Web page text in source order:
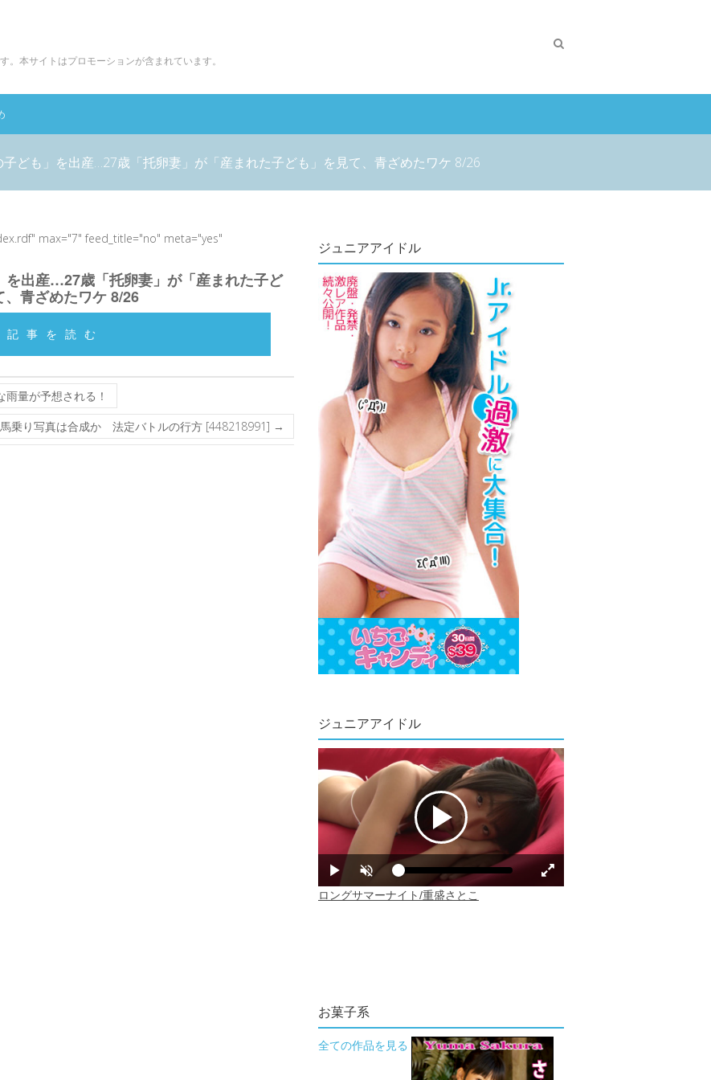
本サイトはプロモーションが含まれています。
ども」を出産…27歳「托卵妻」が「産まれた子ども」を見て、青ざめたワケ 8/26
max="7" feed_title="no" meta="yes"
を出産…27歳「托卵妻」が「産まれた子ど
、青ざめたワケ 8/26
記事を読む
量が予想される！
乗り写真は合成か 法定バトルの行方 [448218991] →
ジュニアアイドル
ジュニアアイドル
お菓子系
全ての作品を見る